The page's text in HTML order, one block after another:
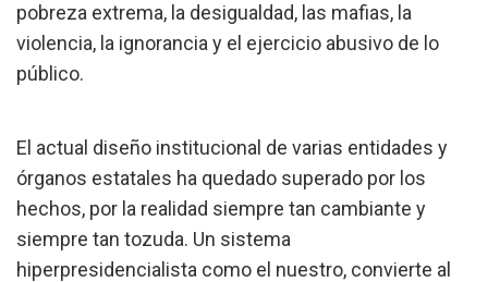
pobreza extrema, la desigualdad, las mafias, la
violencia, la ignorancia y el ejercicio abusivo de lo
público.
El actual diseño institucional de varias entidades y
órganos estatales ha quedado superado por los
hechos, por la realidad siempre tan cambiante y
siempre tan tozuda. Un sistema
hiperpresidencialista como el nuestro, convierte al